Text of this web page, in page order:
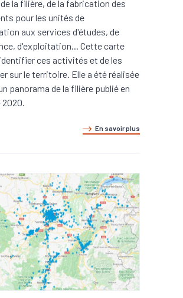
la filière, de la fabrication des
pour les unités de
aux services d'études, de
d'exploitation... Cette carte
ces activités et de les
sur le territoire. Elle a été réalisée
panorama de la filière publié en
2020.
En savoir plus